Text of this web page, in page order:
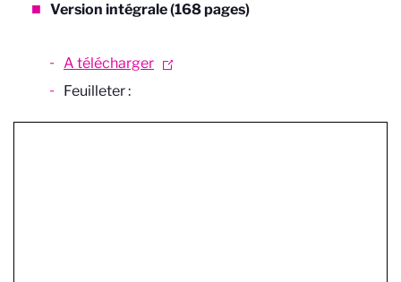
Version intégrale (168 pages)
A télécharger
Feuilleter :